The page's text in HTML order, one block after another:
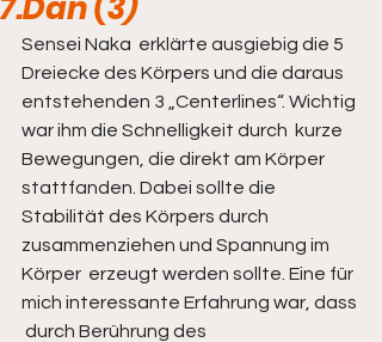
Sensei Naka  erklärte ausgiebig die 5
Dreiecke des Körpers und die daraus
entstehenden 3 „Centerlines“. Wichtig
war ihm die Schnelligkeit durch  kurze
Bewegungen, die direkt am Körper
stattfanden. Dabei sollte die
Stabilität des Körpers durch
zusammenziehen und Spannung im
Körper  erzeugt werden sollte. Eine für
mich interessante Erfahrung war, dass
durch Berührung des